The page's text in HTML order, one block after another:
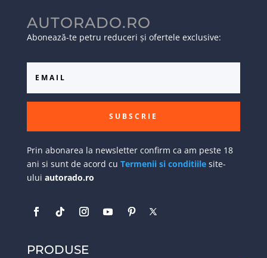
AUTORADO.RO
Abonează-te petru reduceri și ofertele exclusive:
SUBSCRIE
Prin abonarea la newsletter confirm ca am peste 18
ani si sunt de acord cu Termenii si conditiilesite-
ului autorado.ro
PRODUSE